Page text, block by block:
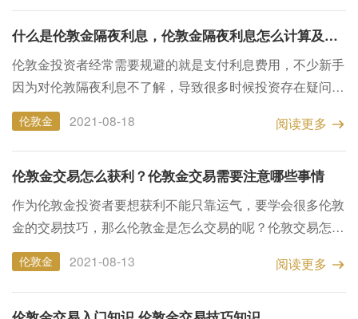
门的...
什么是伦敦金隔夜利息，伦敦金隔夜利息怎么计算及计算方法？
伦敦金投资者经常需要规避的就是支付利息费用，不少新手
因为对伦敦隔夜利息不了解，导致很多时候投资存在疑问，
经常听到的就是什么是伦敦金隔夜利息？伦敦金隔夜利息怎
么计算及计算方法等等问题，那么今天小编就来为大家详细
介...
伦敦金 2021-08-18 阅读更多
伦敦金交易怎么获利？伦敦金交易需要注意哪些事情
作为伦敦金投资者要想获利不能只靠运气，要学会很多伦敦
金的交易技巧，那么伦敦金是怎么交易的呢？伦敦交易怎样
才能获得更大的利润呢？伦敦金交易需要注意哪些事项呢？
接下来小编为大家详细的讲解一下。 伦敦金，又被称为国
际现...
伦敦金 2021-08-13 阅读更多